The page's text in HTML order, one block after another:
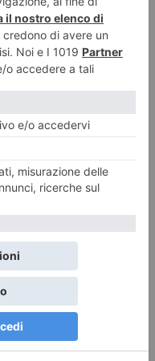
e chiamata per quattro
fondi per servizi e sviluppo